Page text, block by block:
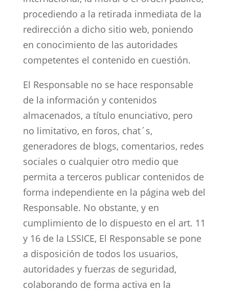
procediendo a la retirada inmediata de la
redirección a dicho sitio web, poniendo
en conocimiento de las autoridades
competentes el contenido en cuestión.
El Responsable no se hace responsable
de la información y contenidos
almacenados, a título enunciativo, pero
no limitativo, en foros, chat´s,
generadores de blogs, comentarios, redes
sociales o cualquier otro medio que
permita a terceros publicar contenidos de
forma independiente en la página web del
Responsable. No obstante, y en
cumplimiento de lo dispuesto en el art. 11
y 16 de la LSSICE, El Responsable se pone
a disposición de todos los usuarios,
autoridades y fuerzas de seguridad,
colaborando de forma activa en la